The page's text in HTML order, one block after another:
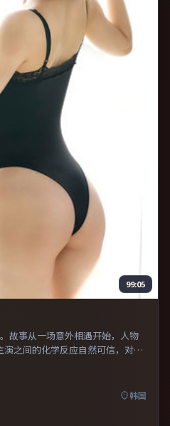
99:05
故事从一场意外相遇开始，人物
之间的化学反应自然可信，对手
戏与命运母题的影迷。
韩国